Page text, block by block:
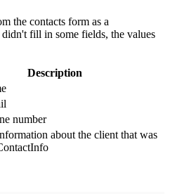
the contacts form as a
fill in some fields, the values
Description
number
about the client that was